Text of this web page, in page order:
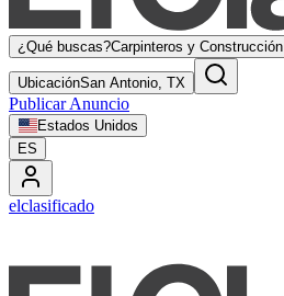
¿Qué buscas?Carpinteros y Construcción
UbicaciónSan Antonio, TX
Publicar Anuncio
Estados Unidos
ES
elclasificado